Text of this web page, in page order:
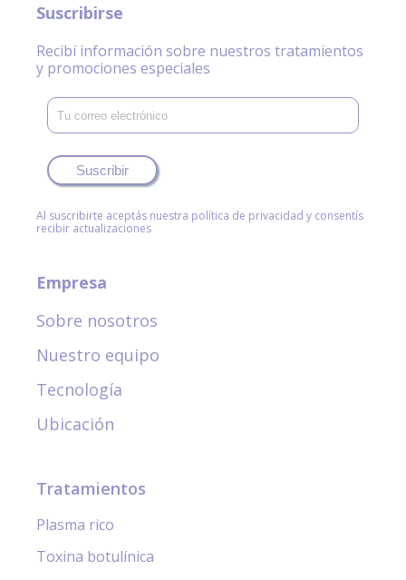
Tratamientos
Plasma rico
Toxina botulínica
Empresa
Sobre nosotros
Nuestro equipo
Tecnología
Ubicación
Suscribirse
Recibí información sobre nuestros tratamientos
y promociones especiales
Suscribir
Al suscribirte aceptás nuestra política de privacidad y consentís
recibir actualizaciones